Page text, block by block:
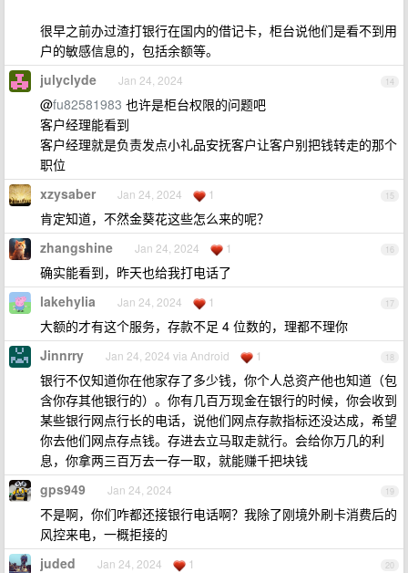
很早之前办过渣打银行在国内的借记卡，柜台说他们是看不到用
户的敏感信息的，包括余额等。
14
julyclyde Jan 24, 2024
@fu82581983 也许是柜台权限的问题吧
客户经理能看到
客户经理就是负责发点小礼品安抚客户让客户别把钱转走的那个
职位
15
xzysaber Jan 24, 2024 1
肯定知道，不然金葵花这些怎么来的呢？
16
zhangshine Jan 24, 2024 1
确实能看到，昨天也给我打电话了
17
lakehylia Jan 24, 2024 1
大额的才有这个服务，存款不足 4 位数的，理都不理你
18
Jinnrry Jan 24, 2024 via Android 1
银行不仅知道你在他家存了多少钱，你个人总资产他也知道（包
含你存其他银行的）。你有几百万现金在银行的时候，你会收到
某些银行网点行长的电话，说他们网点存款指标还没达成，希望
你去他们网点存点钱。存进去立马取走就行。会给你万几的利
息，你拿两三百万去一存一取，就能赚千把块钱
19
gps949 Jan 24, 2024
不是啊，你们咋都还接银行电话啊？我除了刚境外刷卡消费后的
风控来电，一概拒接的
20
juded Jan 24, 2024 1